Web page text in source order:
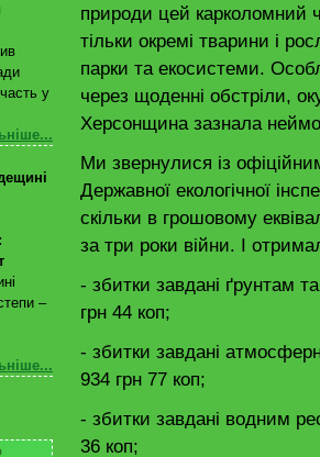
у
–
природи цей карколомний
тільки окремі тварини і
парки та екосистеми.
через щоденні обстріли,
Херсонщина зазнала
Ми звернулися із
Державної екологічної
скільки в грошовому
за три роки війни. І
- збитки завдані ґрунтам
грн 44 коп;
- збитки завдані
934 грн 77 коп;
- збитки завдані водним
36 коп;